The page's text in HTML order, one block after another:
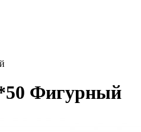
Фигурный